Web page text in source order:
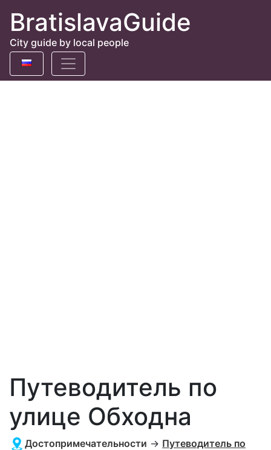
BratislavaGuide
City guide by local people
Путеводитель по
улице Обходна
Достопримечательности → Путеводитель по